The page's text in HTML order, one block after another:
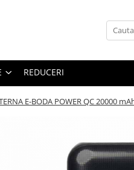
REDUCERI
E-BODA POWER QC 20000